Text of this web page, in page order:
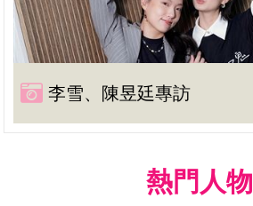
李雪、陳昱廷專訪
熱門人物